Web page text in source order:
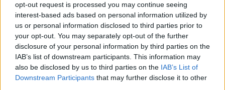
opt-out request is processed you may continue seeing
interest-based ads based on personal information utilized by
us or personal information disclosed to third parties prior to
your opt-out. You may separately opt-out of the further
disclosure of your personal information by third parties on the
IAB’s list of downstream participants. This information may
also be disclosed by us to third parties on the IAB’s List of
Downstream Participants that may further disclose it to other
Jakie państwo zaznaczyliśmy
na mapie? [Wersja trudna]